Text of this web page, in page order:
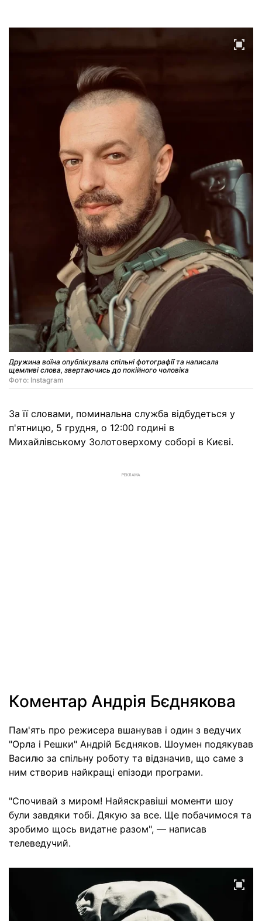
Дружина воїна опублікувала спільні фотографії та написала
щемливі слова, звертаючись до покійного чоловіка
Фото: Instagram
За її словами, поминальна служба відбудеться у
п'ятницю, 5 грудня, о 12:00 годині в
Михайлівському Золотоверхому соборі в Києві.
РЕКЛАМА
Коментар Андрія Бєднякова
Пам'ять про режисера вшанував і один з ведучих
"Орла і Решки" Андрій Бєдняков. Шоумен подякував
Василю за спільну роботу та відзначив, що саме з
ним створив найкращі епізоди програми.
"Спочивай з миром! Найяскравіші моменти шоу
були завдяки тобі. Дякую за все. Ще побачимося та
зробимо щось видатне разом", — написав
телеведучий.